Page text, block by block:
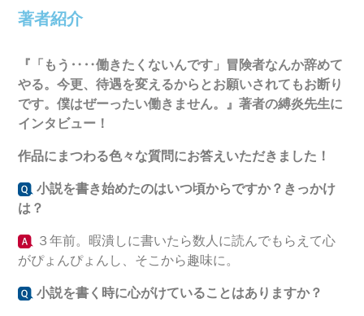
著者紹介
『「 もう‥‥働きたくないんです」冒険者なんか辞めて
やる。今更、待遇を変えるからとお願いされてもお断り
です。僕はぜーったい働きません。
』著者の縛炎先生に
インタビュー！
作品にまつわる色々な質問にお答えいただきました！
小説を書き始めたのはいつ頃からですか？きっかけ
は？
３年前。暇潰しに書いたら数人に読んでもらえて心
がぴょんぴょんし、そこから趣味に。
小説を書く時に心がけていることはありますか？